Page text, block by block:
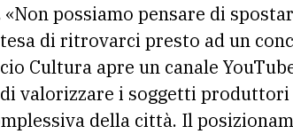
«Non possiamo pensare di
di ritrovarci presto ad un
Cultura apre un canale
valorizzare i soggetti
della città. Il